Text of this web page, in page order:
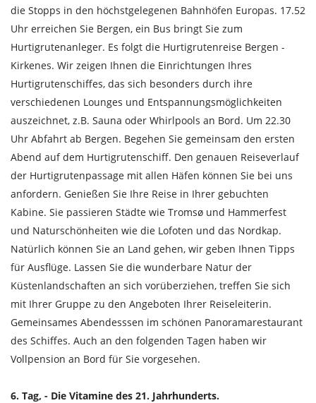
die Stopps in den höchstgelegenen Bahnhöfen Europas. 17.52
Uhr erreichen Sie Bergen, ein Bus bringt Sie zum
Hurtigrutenanleger. Es folgt die Hurtigrutenreise Bergen -
Kirkenes. Wir zeigen Ihnen die Einrichtungen Ihres
Hurtigrutenschiffes, das sich besonders durch ihre
verschiedenen Lounges und Entspannungsmöglichkeiten
auszeichnet, z.B. Sauna oder Whirlpools an Bord. Um 22.30
Uhr Abfahrt ab Bergen. Begehen Sie gemeinsam den ersten
Abend auf dem Hurtigrutenschiff. Den genauen Reiseverlauf
der Hurtigrutenpassage mit allen Häfen können Sie bei uns
anfordern. Genießen Sie Ihre Reise in Ihrer gebuchten
Kabine. Sie passieren Städte wie Tromsø und Hammerfest
und Naturschönheiten wie die Lofoten und das Nordkap.
Natürlich können Sie an Land gehen, wir geben Ihnen Tipps
für Ausflüge. Lassen Sie die wunderbare Natur der
Küstenlandschaften an sich vorüberziehen, treffen Sie sich
mit Ihrer Gruppe zu den Angeboten Ihrer Reiseleiterin.
Gemeinsames Abendesssen im schönen Panoramarestaurant
des Schiffes. Auch an den folgenden Tagen haben wir
Vollpension an Bord für Sie vorgesehen.
6. Tag, - Die Vitamine des 21. Jahrhunderts.